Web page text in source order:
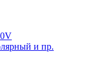
и пр.